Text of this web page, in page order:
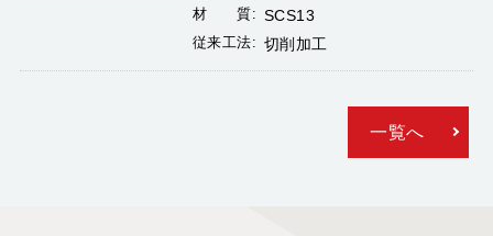
材 質: SCS13
従来工法: 切削加工
一覧へ